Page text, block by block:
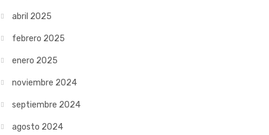
abril 2025
febrero 2025
enero 2025
noviembre 2024
septiembre 2024
agosto 2024